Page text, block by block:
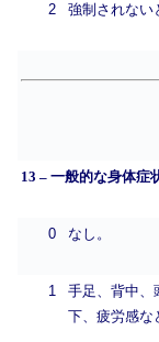
2 強制されない
13 – 一般的な身体症
0 なし。
1
手足、背中、
下、疲労感な